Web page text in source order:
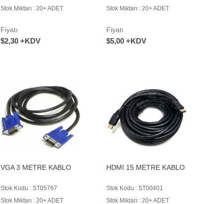
Stok Miktarı : 20+ ADET
Fiyatı
$2,30 +KDV
Stok Miktarı : 20+ ADET
Fiyatı
$5,00 +KDV
VGA 3 METRE KABLO
Stok Kodu : ST05767
Stok Miktarı : 20+ ADET
HDMI 15 METRE KABLO
Stok Kodu : ST00401
Stok Miktarı : 20+ ADET